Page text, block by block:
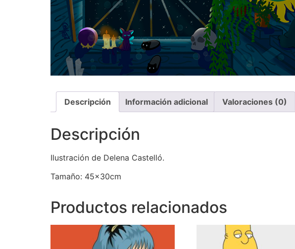
Descripción Información adicional Valoraciones (0)
Descripción
Ilustración de Delena Castelló.
Tamaño: 45x30cm
Productos relacionados